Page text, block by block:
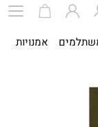
אמנויות